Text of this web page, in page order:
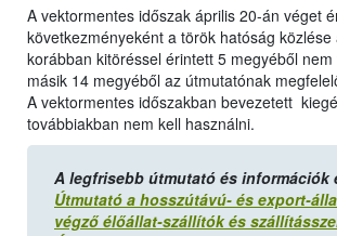
A vektormentes időszak április 20-án véget
következményeként a török hatóság közlése
korábban kitöréssel érintett 5 megyéből
másik 14 megyéből az útmutatónak
A vektormentes időszakban bevezetett
továbbiakban nem kell használni.
A legfrisebb útmutató és információk
Útmutató a hosszútávú- és export-
végző élőállat-szállítók és